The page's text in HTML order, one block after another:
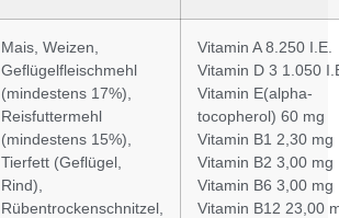
Mais, Weizen,
Geflügelfleischmehl
(mindestens 17%),
Reisfuttermehl
(mindestens 15%),
Tierfett (Geflügel,
Rind),
Rübentrockenschnitzel,
Vitamin A 8.250 I.E.
Vitamin D 3 1.050
Vitamin E(alpha-
tocopherol) 60 mg
Vitamin B1 2,30 mg
Vitamin B2 3,00 mg
Vitamin B6 3,00 mg
Vitamin B12 23,00